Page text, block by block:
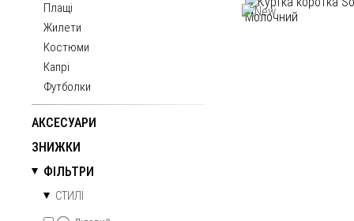
Плащі
Жилети
Костюми
Капрі
Футболки
АКСЕСУАРИ
ЗНИЖКИ
ФІЛЬТРИ
СТИЛІ